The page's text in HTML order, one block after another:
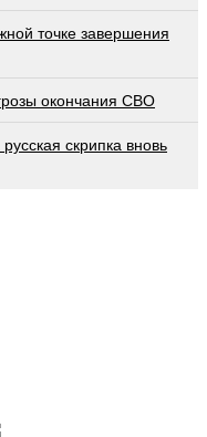
точке завершения
окончания СВО
скрипка вновь